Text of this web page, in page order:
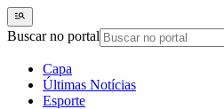
Buscar no portal
Capa
Últimas Notícias
Esporte